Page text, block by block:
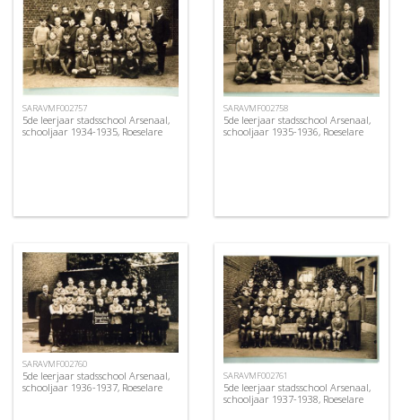
SARAVMF002757
5de leerjaar stadsschool Arsenaal,
schooljaar 1934-1935, Roeselare
SARAVMF002758
5de leerjaar stadsschool Arsenaal,
schooljaar 1935-1936, Roeselare
SARAVMF002760
5de leerjaar stadsschool Arsenaal,
schooljaar 1936-1937, Roeselare
SARAVMF002761
5de leerjaar stadsschool Arsenaal,
schooljaar 1937-1938, Roeselare